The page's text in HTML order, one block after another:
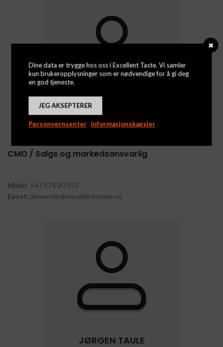
ALEXANDER HEIKER
CMO / Salgs og markedsansvarlig
Mobil: +47 974 20 551
Epost: alexander@excellenttaste.no
JØRGEN TAULE
Dine data er trygge hos oss i Excellent Taste. Vi samler
kun brukeropplysninger som er nødvendige for å gi deg
en god tjeneste.
JEG AKSEPTERER
Personvernsenter Informasjonskapsler